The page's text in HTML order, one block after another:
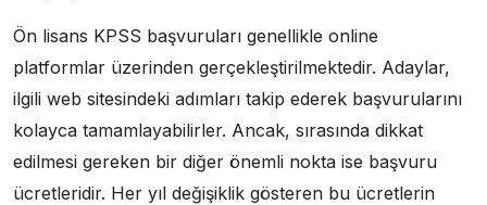
Ön lisans KPSS başvuruları genellikle online
platformlar üzerinden gerçekleştirilmektedir. Adaylar,
ilgili web sitesindeki adımları takip ederek başvurularını
kolayca tamamlayabilirler. Ancak, sırasında dikkat
edilmesi gereken bir diğer önemli nokta ise başvuru
ücretleridir. Her yıl değişiklik gösteren bu ücretlerin